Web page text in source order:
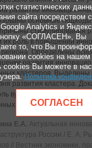
развитие
основные подходы
стимулирования
их роль в повышении
региона. Определены
развития
кластеров. Выделены
развития кластера.
вузов в формировании
кластеров .
Е.А. Актуальная
России / Е. А.
// Вестник экономики,
статистических
сайта посредством
Analytics и
«СОГЛАСЕН», Вы
то, что Вы
cookies на нашем
cookies Вы можете в
Политика
СОГЛАСЕН